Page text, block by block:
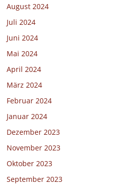
August 2024
Juli 2024
Juni 2024
Mai 2024
April 2024
März 2024
Februar 2024
Januar 2024
Dezember 2023
November 2023
Oktober 2023
September 2023